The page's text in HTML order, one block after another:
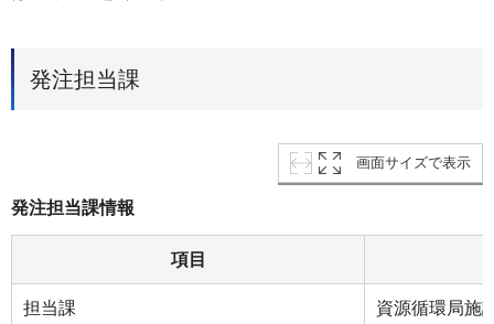
発注担当課
画面サイズで表示
発注担当課情報
項目
担当課 資源循環局施